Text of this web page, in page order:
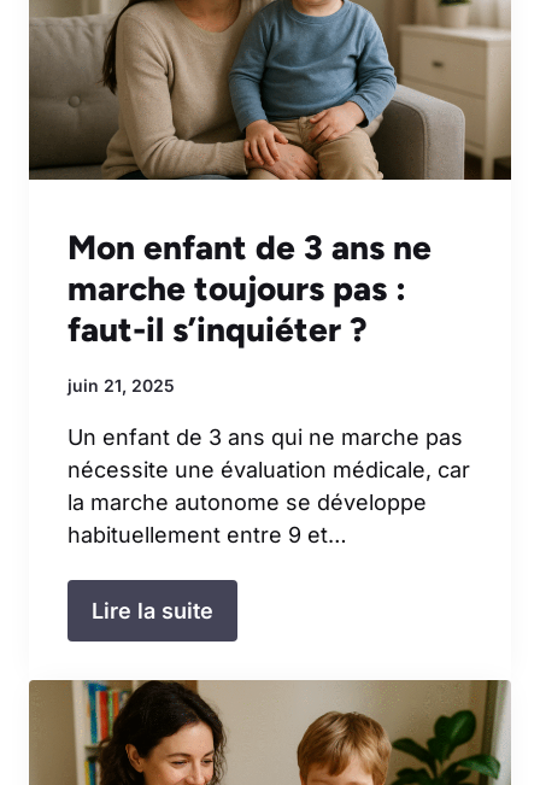
Mon enfant de 3 ans ne
marche toujours pas :
faut-il s’inquiéter ?
juin 21, 2025
Un enfant de 3 ans qui ne marche pas
nécessite une évaluation médicale, car
la marche autonome se développe
habituellement entre 9 et…
Lire la suite